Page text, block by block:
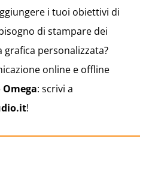
i tuoi obiettivi di
di stampare dei
personalizzata?
online e offline
: scrivi a
!